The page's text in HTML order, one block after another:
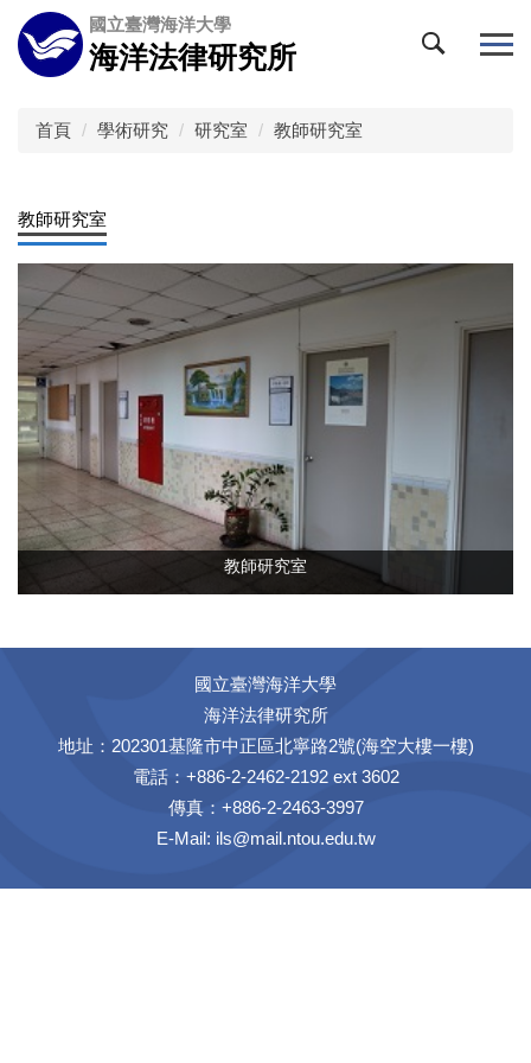
跳
到
主
國立臺灣海洋大學
海洋法律研究所
首頁 學術研究 研究室 教師研究室
教師研究室
教師研究室
國立臺灣海洋大學
海洋法律研究所
地址：202301基隆市中正區北寧路2號(海空大樓一樓)
電話：+886-2-2462-2192 ext 3602
傳真：+886-2-2463-3997
E-Mail: ils@mail.ntou.edu.tw